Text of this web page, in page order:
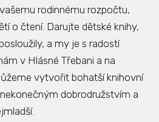
rodinnému rozpočtu,
o čtení. Darujte dětské knihy,
a my je s radostí
v Hlásné Třebani a na
vytvořit bohatší knihovní
dobrodružstvím a